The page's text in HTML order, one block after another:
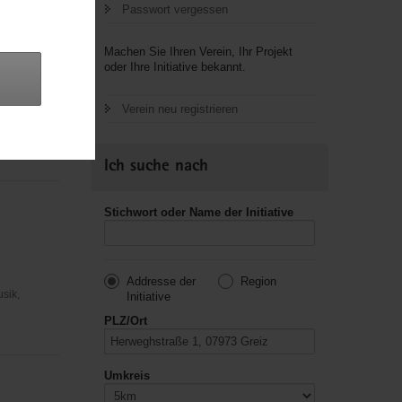
Passwort vergessen
Machen Sie Ihren Verein, Ihr Projekt
oder Ihre Initiative bekannt.
Verein neu registrieren
Ich suche nach
Stichwort oder Name der Initiative
Addresse der
Initiative
Region
PLZ/Ort
Umkreis